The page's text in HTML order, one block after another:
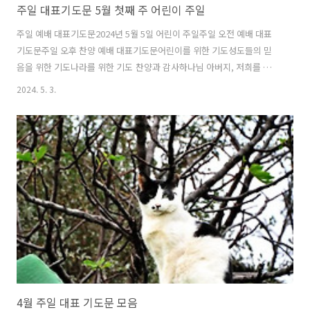
주일 대표기도문 5월 첫째 주 어린이 주일
주일 예배 대표기도문2024년 5월 5일 어린이 주일주일 오전 예배 대표
기도문주일 오후 찬양 예배 대표기도문어린이를 위한 기도성도들의 믿
음을 위한 기도나라를 위한 기도 찬양과 감사하나님 아버지, 저희를 고아
와 같이 버려두지 아니하시고 늘 사랑하여 주신 것을 감사드립니다. 복되
이 주일을 맞아 하나님께 예배할 때 우리의 심령 속에 하나님의 크신 사
랑과 은혜가 넘치게 하옵소서. 온전히 주님을 의지하며 높일 때 참 소망
이 넘치게 하옵소서. 지난 한 주의 삶을 돌아보니 부끄러운 모습이 많았
습니다. 감사와 찬양보다는 욕심을 따라 살아갔던 저희들이었음을 고백
합니다. 오늘 저희의 연약함과 부족함을 아뢰니 용서하여 주옵소서. 이
땅의 어린이들을 ..
2024. 5. 3.
4월 주일 대표 기도문 모음